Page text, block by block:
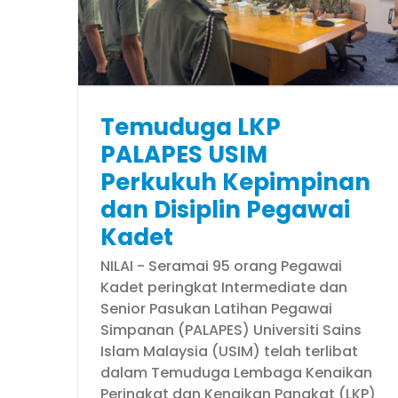
Temuduga LKP
PALAPES USIM
Perkukuh Kepimpinan
dan Disiplin Pegawai
Kadet
NILAI - Seramai 95 orang Pegawai
Kadet peringkat Intermediate dan
Senior Pasukan Latihan Pegawai
Simpanan (PALAPES) Universiti Sains
Islam Malaysia (USIM) telah terlibat
dalam Temuduga Lembaga Kenaikan
Remaining Challenges
Faces of USIM